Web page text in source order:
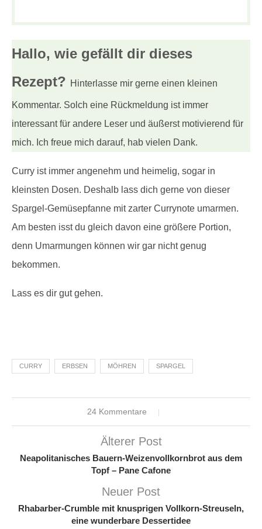
Hallo, wie gefällt dir dieses
Rezept? Hinterlasse mir gerne einen kleinen
Kommentar. Solch eine Rückmeldung ist immer
interessant für andere Leser und äußerst motivierend für
mich. Ich freue mich darauf, hab vielen Dank.
Curry ist immer angenehm und heimelig, sogar in
kleinsten Dosen. Deshalb lass dich gerne von dieser
Spargel-Gemüsepfanne mit zarter Currynote umarmen.
Am besten isst du gleich davon eine größere Portion,
denn Umarmungen können wir gar nicht genug
bekommen.
Lass es dir gut gehen.
CURRY ERBSEN MÖHREN SPARGEL
24 Kommentare
Älterer Post
Neapolitanisches Bauern-Weizenvollkornbrot aus dem
Topf – Pane Cafone
Neuer Post
Rhabarber-Crumble mit knusprigen Vollkorn-Streuseln,
eine wunderbare Dessertidee